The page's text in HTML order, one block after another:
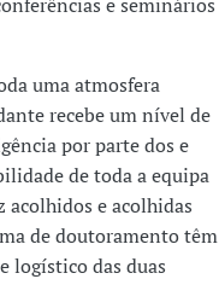
uma atmosfera
recebe um nível de
por parte dos e
de toda a equipa
acolhidos e acolhidas
de doutoramento têm
logístico das duas